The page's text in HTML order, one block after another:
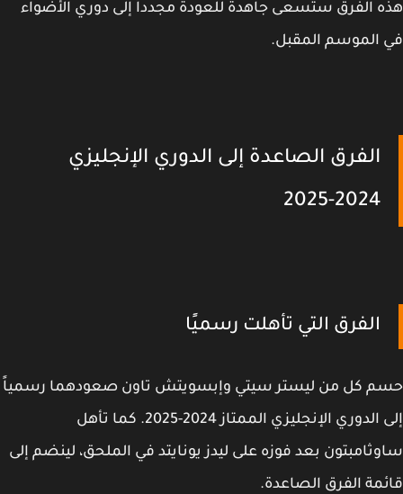
الفرق ستسعى جاهدة للعودة مجدداً إلى دوري الأضواء
الموسم المقبل.
الفرق الصاعدة إلى الدوري الإنجليزي
2024-2025
الفرق التي تأهلت رسميًا
كل من ليستر سيتي وإبسويتش تاون صعودهما رسمياً
إلى الدوري الإنجليزي الممتاز 2024-2025. كما تأهل
بعد فوزه على ليدز يونايتد في الملحق، لينضم إلى
الفرق الصاعدة.